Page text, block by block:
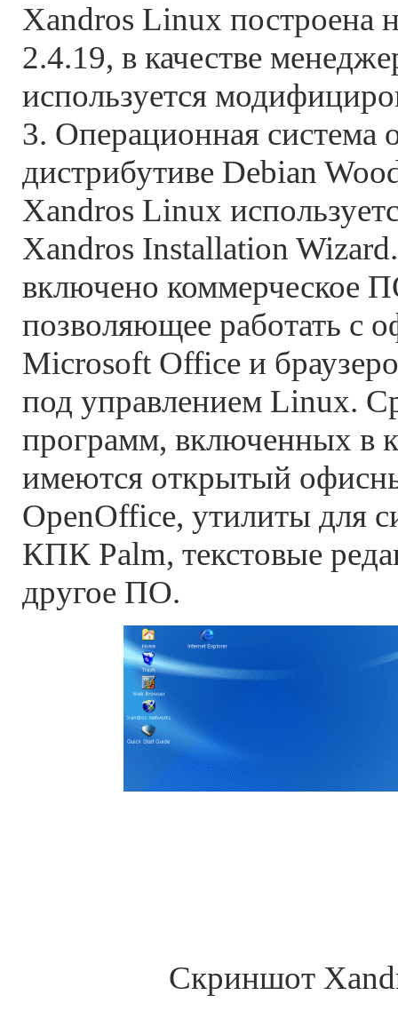
Xandros Linux построена
2.4.19, в качестве
используется
3. Операционная система
дистрибутиве Debian
Xandros Linux
Xandros Installation
включено коммерческое
позволяющее работать с
Microsoft Office и
под управлением Linux.
программ, включенных в
имеются открытый
OpenOffice, утилиты для
КПК Palm, текстовые
другое ПО.
Скриншот